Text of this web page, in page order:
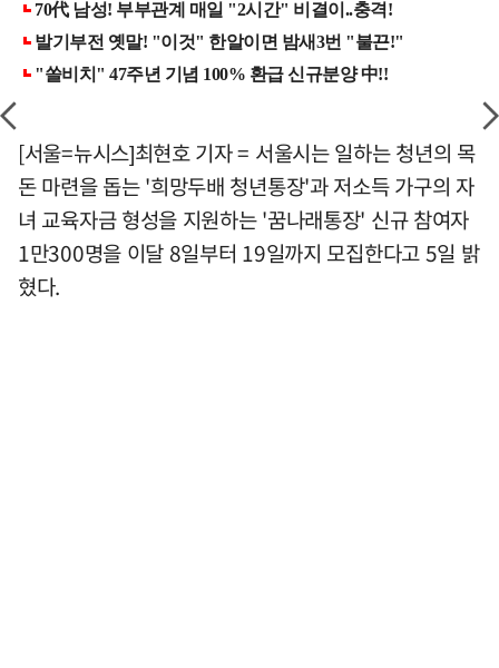
[서울=뉴시스]최현호 기자 = 서울시는 일하는 청년의 목
돈 마련을 돕는 '희망두배 청년통장'과 저소득 가구의 자
녀 교육자금 형성을 지원하는 '꿈나래통장' 신규 참여자
1만300명을 이달 8일부터 19일까지 모집한다고 5일 밝
혔다.